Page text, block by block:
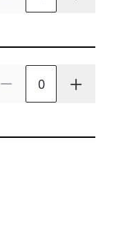
Anzahl verringern